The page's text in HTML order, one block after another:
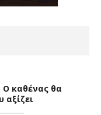
Ο καθένας θα
αξίζει